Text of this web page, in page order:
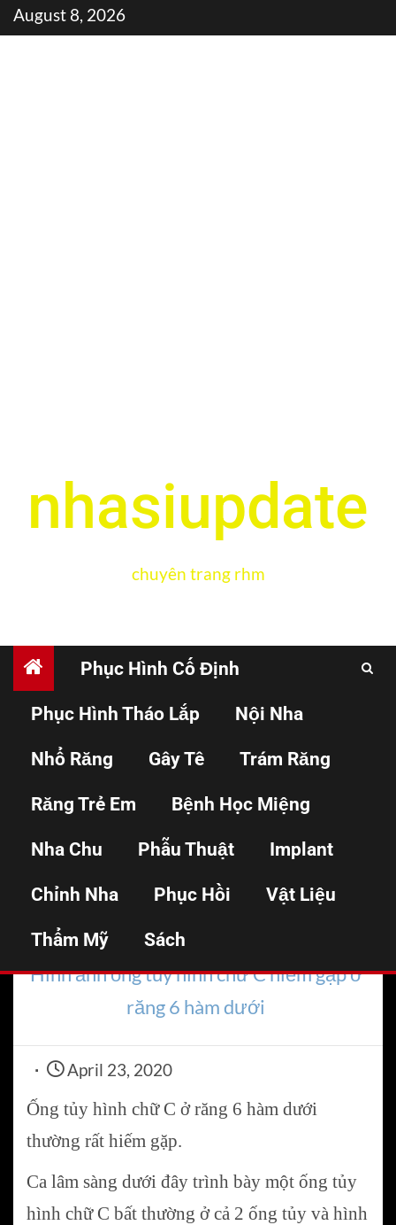
Skip
to
August 8, 2026
nhasiupdate
chuyên trang rhm
Phục Hình Cố Định
Phục Hình Tháo Lắp Nội Nha
Nhổ Răng Gây Tê Trám Răng
Răng Trẻ Em Bệnh Học Miệng
Nha Chu Phẫu Thuật Implant
Chỉnh Nha Phục Hồi Vật Liệu
Thẩm Mỹ Sách
Hình ảnh ống tủy hình
chữ C hiếm gặp ở răng
6 hàm dưới
Home
Hình ảnh ống tủy hình chữ C hiếm gặp ở
răng 6 hàm dưới
April 23, 2020
Ống tủy hình chữ C ở răng 6 hàm dưới
thường rất hiếm gặp.
Ca lâm sàng dưới đây trình bày một ống tủy
hình chữ C bất thường ở cả 2 ống tủy và hình